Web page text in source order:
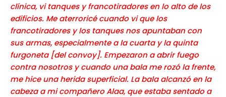
clínica, vi tanques y francotiradores en lo alto de los
edificios. Me aterroricé cuando vi que los
francotiradores y los tanques nos apuntaban con
sus armas, especialmente a la cuarta y la quinta
furgoneta [del convoy]. Empezaron a abrir fuego
contra nosotros y cuando una bala me rozó la frente,
me hice una herida superficial. La bala alcanzó en la
cabeza a mi compañero Alaa, que estaba sentado a